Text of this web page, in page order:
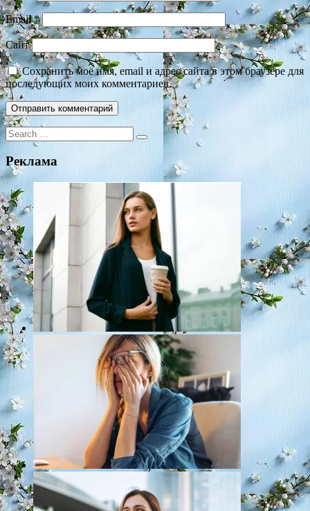
Email*
Сайт
Сохранить моё имя, email и адрес сайта в этом браузере для
последующих моих комментариев.
Search
for:
Реклама